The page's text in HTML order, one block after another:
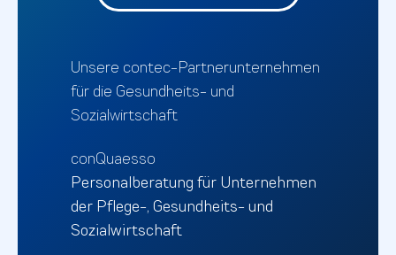
Unsere contec-Partnerunternehmen
für die Gesundheits- und
Sozialwirtschaft
conQuaesso
Personalberatung für Unternehmen
der Pflege-, Gesundheits- und
Sozialwirtschaft